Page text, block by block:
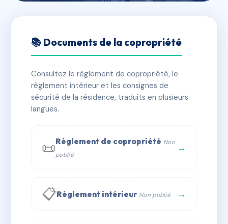
RESIDENCE ASCOUBIA 1
✓ Immatriculée 🏠 87 lots 🏗 22 bâtiment(s)
📞 Contacter Syndic Digital
📚 Documents de la copropriété
Consultez le règlement de copropriété, le
règlement intérieur et les consignes de
sécurité de la résidence, traduits en plusieurs
langues.
📜Règlement de copropriété Non
publié
→
📋Règlement intérieur Non publié →